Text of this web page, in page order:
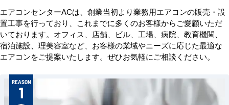
エアコンセンターACは、創業当初より業務用エアコンの販売・設
置工事を行っており、これまでに多くのお客様からご愛顧いただ
いております。オフィス、店舗、ビル、工場、病院、教育機関、
宿泊施設、理美容室など、お客様の業域やニーズに応じた最適な
エアコンをご提案いたします。ぜひお気軽にご相談ください。
REASON
1